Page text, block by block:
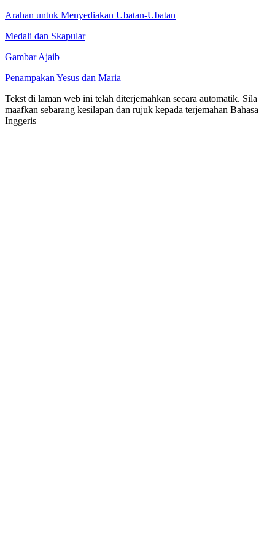
Arahan untuk Menyediakan Ubatan-Ubatan
Medali dan Skapular
Gambar Ajaib
Penampakan Yesus dan Maria
Tekst di laman web ini telah diterjemahkan secara automatik. Sila
maafkan sebarang kesilapan dan rujuk kepada terjemahan Bahasa
Inggeris